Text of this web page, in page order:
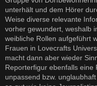
unterhält und dem Hörer
Weise diverse relevante
vorher gewundert, weshalb
weibliche Rollen aufgeführt
Frauen in Lovecrafts
macht dann aber wieder
Reporterfigur ebenfalls eine
unpassend bzw.